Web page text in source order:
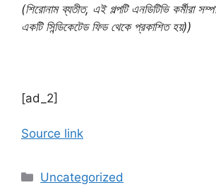
(শিরোনাম ব্যতীত, এই গল্পটি এনডিটিভি কর্মীরা
একটি সিন্ডিকেটেড ফিড থেকে প্রকাশিত হয়))
[ad_2]
Source link
Categories
Uncategorized